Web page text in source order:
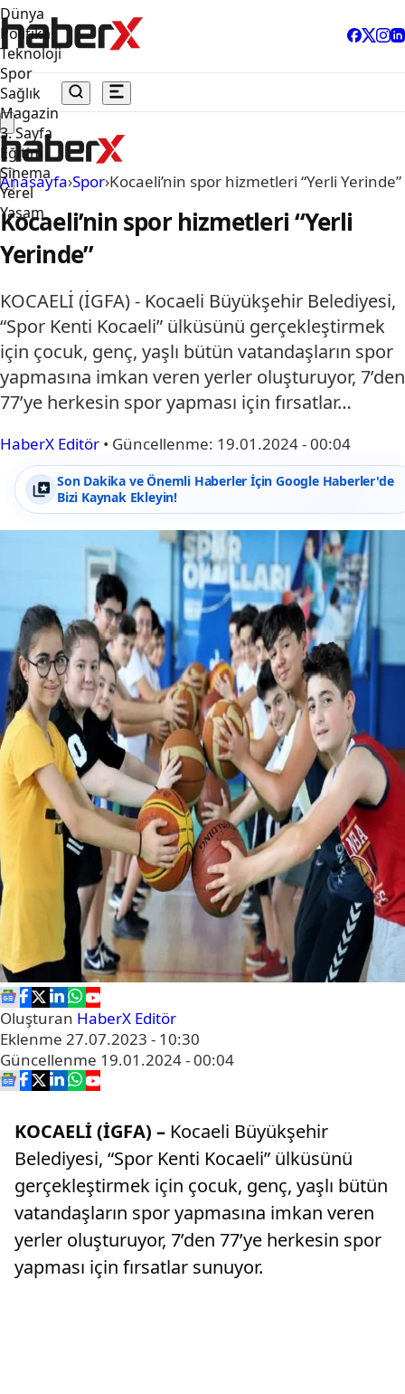
Dünya
Politika
Teknoloji
Spor
Sağlık
Magazin
3. Sayfa
Eğitim
Sinema
Yerel
Yaşam
Anasayfa›Spor›Kocaeli’nin spor hizmetleri “Yerli Yerinde”
Kocaeli’nin spor hizmetleri “Yerli
Yerinde”
KOCAELİ (İGFA) - Kocaeli Büyükşehir Belediyesi,
“Spor Kenti Kocaeli” ülküsünü gerçekleştirmek
için çocuk, genç, yaşlı bütün vatandaşların spor
yapmasına imkan veren yerler oluşturuyor, 7’den
77’ye herkesin spor yapması için fırsatlar…
HaberX Editör • Güncellenme: 19.01.2024 - 00:04
Son Dakika ve Önemli Haberler İçin Google Haberler'de
Bizi Kaynak Ekleyin!
Oluşturan HaberX Editör
Eklenme 27.07.2023 - 10:30
Güncellenme 19.01.2024 - 00:04
KOCAELİ (İGFA) – Kocaeli Büyükşehir
Belediyesi, “Spor Kenti Kocaeli” ülküsünü
gerçekleştirmek için çocuk, genç, yaşlı bütün
vatandaşların spor yapmasına imkan veren
yerler oluşturuyor, 7’den 77’ye herkesin spor
yapması için fırsatlar sunuyor.